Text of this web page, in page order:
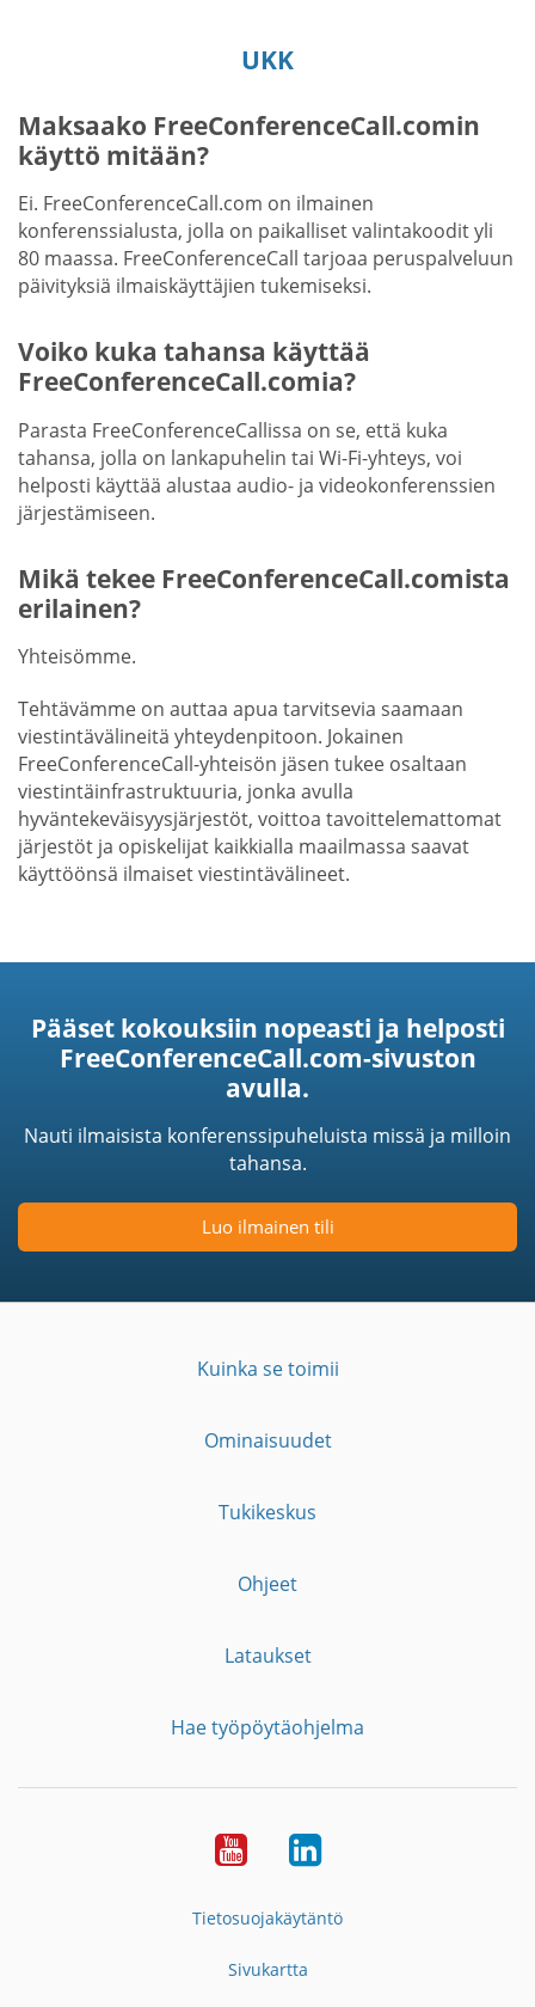
UKK
Maksaako FreeConferenceCall.comin
käyttö mitään?
Ei. FreeConferenceCall.com on ilmainen
konferenssialusta, jolla on paikalliset valintakoodit yli
80 maassa. FreeConferenceCall tarjoaa peruspalveluun
päivityksiä ilmaiskäyttäjien tukemiseksi.
Voiko kuka tahansa käyttää
FreeConferenceCall.comia?
Parasta FreeConferenceCallissa on se, että kuka
tahansa, jolla on lankapuhelin tai Wi-Fi-yhteys, voi
helposti käyttää alustaa audio- ja videokonferenssien
järjestämiseen.
Mikä tekee FreeConferenceCall.comista
erilainen?
Yhteisömme.
Tehtävämme on auttaa apua tarvitsevia saamaan
viestintävälineitä yhteydenpitoon. Jokainen
FreeConferenceCall-yhteisön jäsen tukee osaltaan
viestintäinfrastruktuuria, jonka avulla
hyväntekeväisyysjärjestöt, voittoa tavoittelemattomat
järjestöt ja opiskelijat kaikkialla maailmassa saavat
käyttöönsä ilmaiset viestintävälineet.
Pääset kokouksiin nopeasti ja helposti
FreeConferenceCall.com-sivuston
avulla.
Nauti ilmaisista konferenssipuheluista missä ja milloin
tahansa.
Luo ilmainen tili
Kuinka se toimii
Ominaisuudet
Tukikeskus
Ohjeet
Lataukset
Hae työpöytäohjelma
YouTubeLinkedIn
Tietosuojakäytäntö
Sivukartta